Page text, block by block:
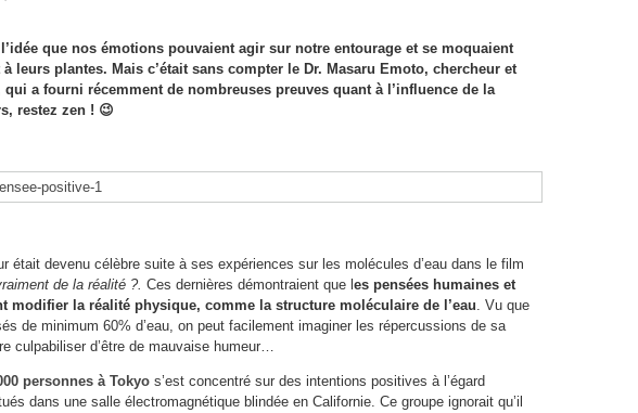
que nos émotions pouvaient agir sur notre entourage et se moquaient
leurs plantes. Mais c’était sans compter le Dr. Masaru Emoto, chercheur et
a fourni récemment de nombreuses preuves quant à l’influence de la
restez zen ! 😉
était devenu célèbre suite à ses expériences sur les molécules d’eau dans le film
de la réalité ?. Ces dernières démontraient que l es pensées humaines et
modifier la réalité physique, comme la structure moléculaire de l’eau. Vu que
de minimum 60% d’eau, on peut facilement imaginer les répercussions de sa
culpabiliser d’être de mauvaise humeur…
personnes à Tokyos’est concentré sur des intentions positives à l’égard
dans une salle électromagnétique blindée en Californie. Ce groupe ignorait qu’il